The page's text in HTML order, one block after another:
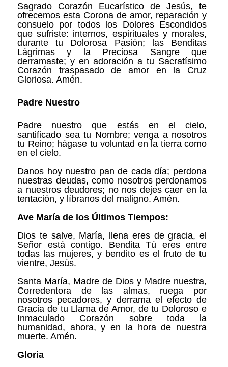
Sagrado Corazón Eucarístico de Jesús, te
ofrecemos esta Corona de amor, reparación y
consuelo por todos los Dolores Escondidos
que sufriste: internos, espirituales y morales,
durante tu Dolorosa Pasión; las Benditas
Lágrimas y la Preciosa Sangre que
derramaste; y en adoración a tu Sacratísimo
Corazón traspasado de amor en la Cruz
Gloriosa. Amén.
Padre Nuestro
Padre nuestro que estás en el cielo,
santificado sea tu Nombre; venga a nosotros
tu Reino; hágase tu voluntad en la tierra como
en el cielo.
Danos hoy nuestro pan de cada día; perdona
nuestras deudas, como nosotros perdonamos
a nuestros deudores; no nos dejes caer en la
tentación, y líbranos del maligno. Amén.
Ave María de los Últimos Tiempos:
Dios te salve, María, llena eres de gracia, el
Señor está contigo. Bendita Tú eres entre
todas las mujeres, y bendito es el fruto de tu
vientre, Jesús.
Santa María, Madre de Dios y Madre nuestra,
Corredentora de las almas, ruega por
nosotros pecadores, y derrama el efecto de
Gracia de tu Llama de Amor, de tu Doloroso e
Inmaculado Corazón sobre toda la
humanidad, ahora, y en la hora de nuestra
muerte. Amén.
Gloria